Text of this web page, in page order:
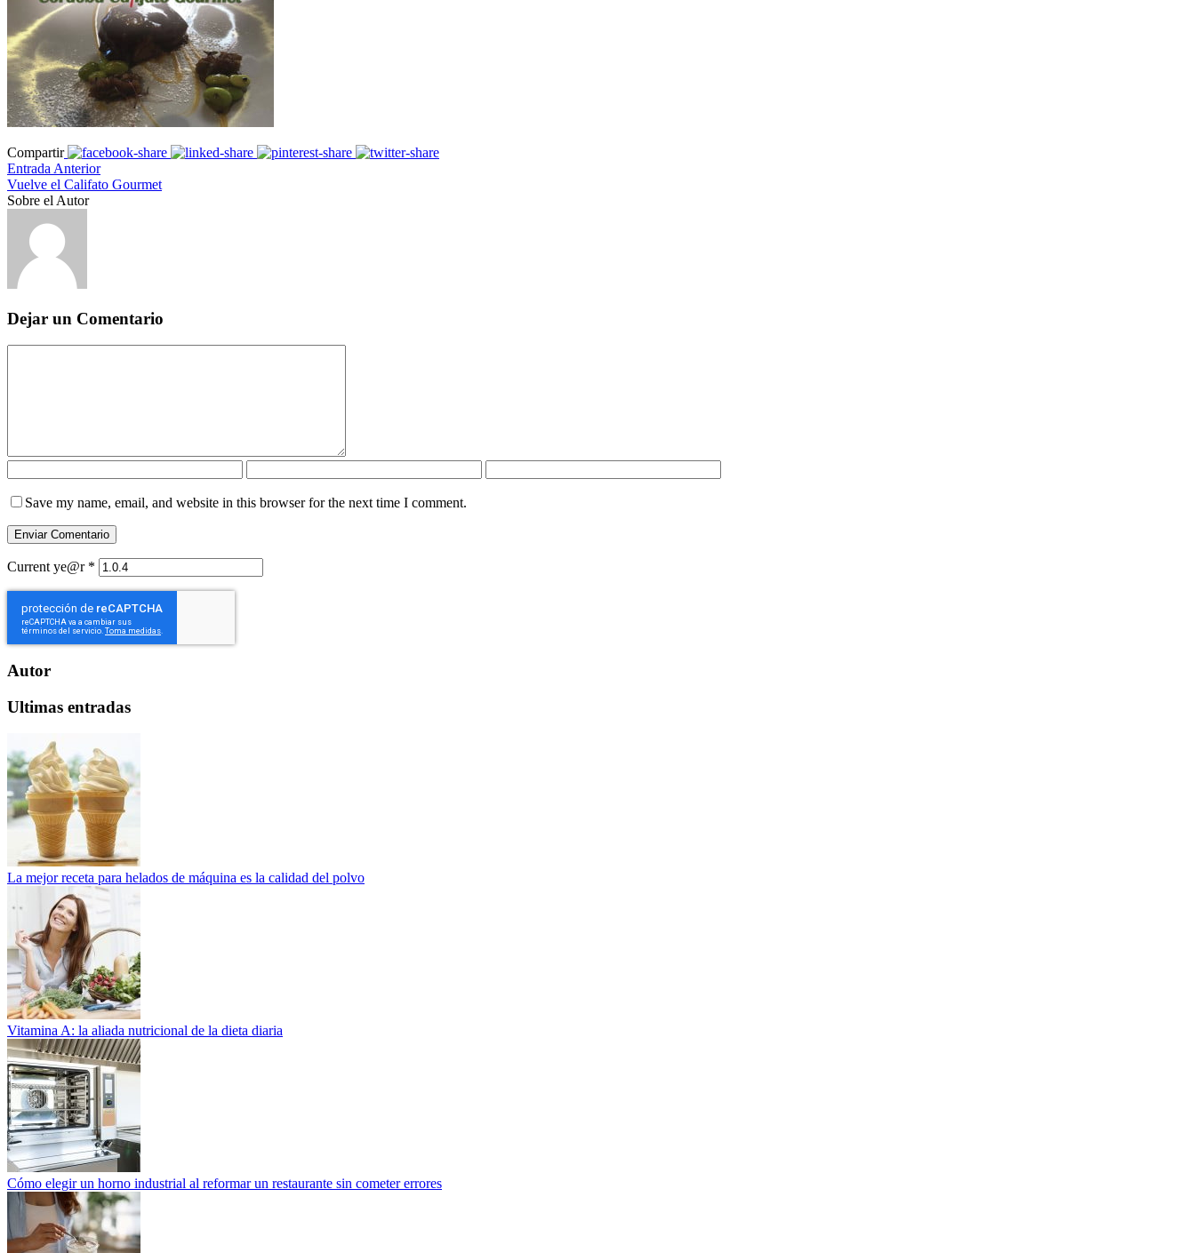
Compartir
Entrada Anterior
Vuelve el Califato Gourmet
Sobre el Autor
Dejar un Comentario
Save my name, email, and website in this browser for the next time I comment.
Current ye@r *
Autor
Ultimas entradas
La mejor receta para helados de máquina es la calidad del polvo
Vitamina A: la aliada nutricional de la dieta diaria
Cómo elegir un horno industrial al reformar un restaurante sin cometer errores